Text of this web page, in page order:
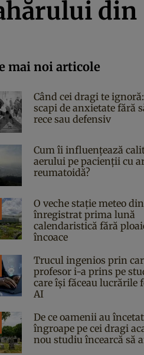
din
mai noi articole
Când cei dragi te
scapi de anxietate fără
rece sau defensiv
Cum îi influențează
aerului pe pacienții cu
reumatoidă?
O veche stație meteo
înregistrat prima lună
calendaristică fără
încoace
Trucul ingenios prin
profesor i-a prins pe
care își făceau lucrările
AI
De ce oamenii au
îngroape pe cei dragi
nou studiu încearcă să